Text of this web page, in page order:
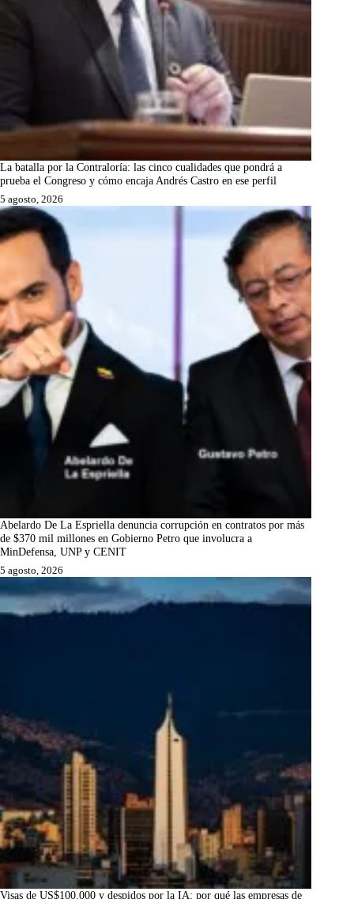
La batalla por la Contraloría: las cinco cualidades que pondrá a
prueba el Congreso y cómo encaja Andrés Castro en ese perfil
5 agosto, 2026
Abelardo De La Espriella denuncia corrupción en contratos por más
de $370 mil millones en Gobierno Petro que involucra a
MinDefensa, UNP y CENIT
5 agosto, 2026
Visas de US$100.000 y despidos por la IA: por qué las empresas de